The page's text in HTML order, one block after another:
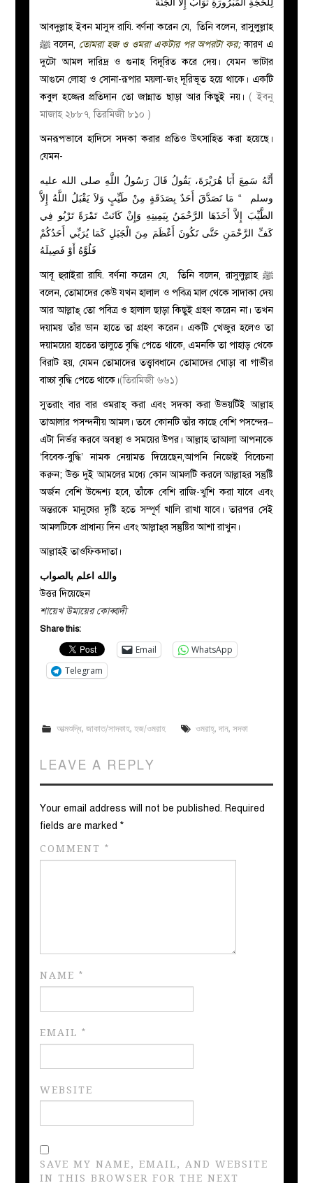
আবদুল্লাহ ইবন মাসুদ রাযি. বর্ণনা করেন যে, তিনি বলেন, রাসুলুল্লাহ
ﷺ বলেন, তোমরা হজ ও ওমরা একটার পর অপরটা কর;কারণ এ
দুটো আমল দারিদ্র ও গুনাহ বিদূরিত করে দেয়। যেমন ভাটার
আগুনে লোহা ও সোনা-রূপার ময়লা-জং দূরিভূত হয়ে থাকে। একটি
কবুল হজ্জের প্রতিদান তো জান্নাত ছাড়া আর কিছুই নয়। ( ইবনু
মাজাহ ২৮৮৭, তিরমিজী ৮১০ )
অনরূপভাবে হাদিসে সদকা করার প্রতিও উৎসাহিত করা হয়েছে।
যেমন-
أَنَّهُ سَمِعَ أَبَا هُرَيْرَةَ، يَقُولُ قَالَ رَسُولُ اللَّهِ صلى الله عليه
وسلم ‏ “‏ مَا تَصَدَّقَ أَحَدٌ بِصَدَقَةٍ مِنْ طَيِّبٍ وَلاَ يَقْبَلُ اللَّهُ إِلاَّ
الطَّيِّبَ إِلاَّ أَخَذَهَا الرَّحْمَنُ بِيَمِينِهِ وَإِنْ كَانَتْ تَمْرَةً تَرْبُو فِي
كَفِّ الرَّحْمَنِ حَتَّى تَكُونَ أَعْظَمَ مِنَ الْجَبَلِ كَمَا يُرَبِّي أَحَدُكُمْ
فَلُوَّهُ أَوْ فَصِيلَهُ
আবূ হুরাইরা রাযি. বর্ণনা করেন যে, তিনি বলেন, রাসুলুল্লাহ ﷺ
বলেন, তোমাদের কেউ যখন হালাল ও পবিত্র মাল থেকে সাদাকা দেয়
আর আল্লাহ্ তো পবিত্র ও হালাল ছাড়া কিছুই গ্রহণ করেন না। তখন
দয়াময় তাঁর ডান হাতে তা গ্রহণ করেন। একটি খেজুর হলেও তা
দয়াময়ের হাতের তালুতে বৃদ্ধি পেতে থাকে, এমনকি তা পাহাড় থেকে
বিরাট হয়, যেমন তোমাদের তত্ত্বাবধানে তোমাদের ঘোড়া বা গাভীর
বাচ্চা বৃদ্ধি পেতে থাকে।(তিরমিজী ৬৬১)
সুতরাং বার বার ওমরাহ্‌ করা এবং সদকা করা উভয়টিই আল্লাহ
তাআলার পসন্দনীয় আমল। তবে কোনটি তাঁর কাছে বেশি পসন্দের–
এটা নির্ভর করবে অবস্থা ও সময়ের উপর। আল্লাহ তাআলা আপনাকে
‘বিবেক-বুদ্ধি’ নামক নেয়ামত দিয়েছেন,আপনি নিজেই বিবেচনা
করুন; উক্ত দুই আমলের মধ্যে কোন আমলটি করলে আল্লাহর সন্তুষ্টি
অর্জন বেশি উদ্দেশ্য হবে, তাঁঁকে বেশি রাজি-খুশি করা যাবে এবং
অন্তরকে মানুষের দৃষ্টি হতে সম্পূর্ণ খালি রাখা যাবে। তারপর সেই
আমলটিকে প্রাধান্য দিন এবং আল্লাহ্‌র সন্তুষ্টির আশা রাখুন।
আল্লাহই তাওফিকদাতা।
والله اعلم بالصواب
উত্তর দিয়েছেন
শায়েখ উমায়ের কোব্বাদী
Share this:
Email
WhatsApp
Telegram
আত্মশুদ্ধি, জাকাত/সাদকাহ, হজ/ওমরাহ ওমরাহ্‌, দান, সদকা
LEAVE A REPLY
Your email address will not be published. Required
fields are marked*
COMMENT*
NAME*
EMAIL*
WEBSITE
SAVE MY NAME, EMAIL, AND WEBSITE
IN THIS BROWSER FOR THE NEXT